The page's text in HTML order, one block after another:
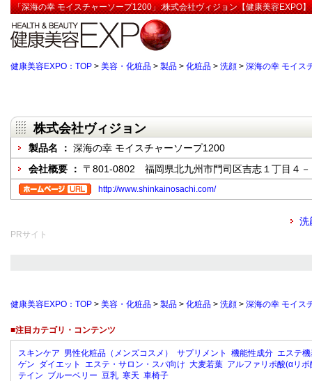
「深海の幸 モイスチャーソープ1200」:株式会社ヴィジョン【健康美容EXPO】
健康美容EXPO：TOP > 美容・化粧品 > 製品 > 化粧品 > 洗顔 > 深海の幸 モイス
株式会社ヴィジョン
製品名 ： 深海の幸 モイスチャーソープ1200
会社概要 ： 〒801-0802 福岡県北九州市門司区吉志１丁目４
http://www.shinkainosachi.com/
洗
PRサイト
健康美容EXPO：TOP > 美容・化粧品 > 製品 > 化粧品 > 洗顔 > 深海の幸 モイス
■注目カテゴリ・コンテンツ
スキンケア 男性化粧品（メンズコスメ） サプリメント 機能性成分 エステ
ゲン ダイエット エステ・サロン・スパ向け 大麦若葉 アルファリポ酸(αリポ
テイン ブルーベリー 豆乳 寒天 車椅子